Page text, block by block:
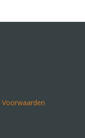
Voorwaarden